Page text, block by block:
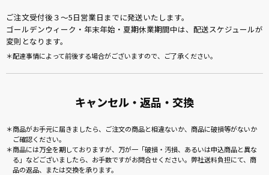
ご注文受付後３～5日営業日までに発送いたします。
ゴールデンウィーク・年末年始・夏期休業期間中は、配送スケジュールが
変則となります。
配達事情によって前後する場合がございますので、ご了承ください。
キャンセル・返品・交換
商品がお手元に届きましたら、ご注文の商品と相違ないか、商品に破損等がないか
ご確認ください。
商品には万全を期しておりますが、万が一「破損・汚損、あるいは申込商品と異な
る」などございましたら、お手数ですがお問合せください。弊社送料負担にて、商
品の返品、または交換を承ります。